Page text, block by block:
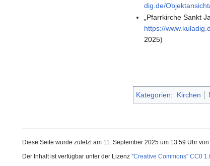
dig.de/
„Pfarrkirche Sankt
https://
2025)
Kategorien: Kirchen
Diese Seite wurde zuletzt am 11. September 2025 um 13:59 Uhr
Der Inhalt ist verfügbar unter der Lizenz ''Creative Commons'' CC0